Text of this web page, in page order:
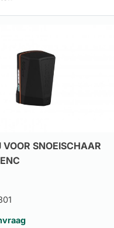
SNOEISCHAAR